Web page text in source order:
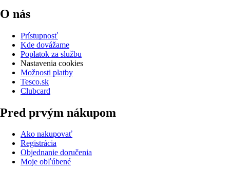
O nás
Prístupnosť
Kde dovážame
Poplatok za službu
Nastavenia cookies
Možnosti platby
Tesco.sk
Clubcard
Pred prvým nákupom
Ako nakupovať
Registrácia
Objednanie doručenia
Moje obľúbené